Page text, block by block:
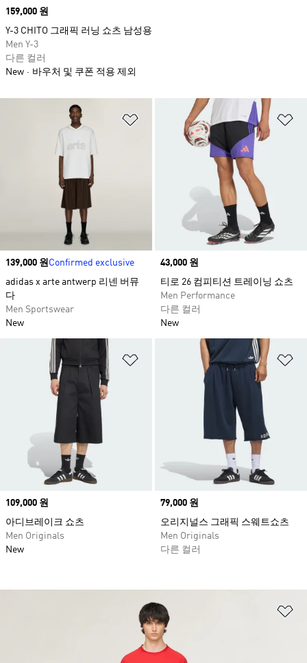
위시리스트 담기
Price
139,000 원Confirmed exclusive
adidas x arte antwerp 리넨 버뮤
다
Men Sportswear
New
Price
43,000 원
티로 26 컴피티션 트레이닝 쇼츠
Men Performance
다른 컬러
New
위시리스트 담기
Price
109,000 원
아디브레이크 쇼츠
Men Originals
New
Price
79,000 원
오리지널스 그래픽 스웨트쇼츠
Men Originals
다른 컬러
Price
159,000 원
Y-3 CHITO 그래픽 러닝 쇼츠 남성용
Men Y-3
다른 컬러
New
바우처 및 쿠폰 적용 제외